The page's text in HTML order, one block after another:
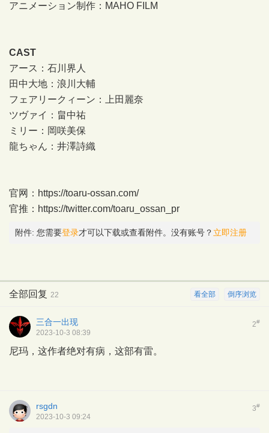
アニメーション制作：MAHO FILM
CAST
アース：石川界人
田中大地：浪川大輔
フェアリークィーン：上田麗奈
ツヴァイ：畠中祐
ミリー：岡咲美保
龍ちゃん：井澤詩織
官网： https://toaru-ossan.com/
官推： https://twitter.com/toaru_ossan_pr
附件: 您需要登录才可以下载或查看附件。没有账号？ 立即注册
倒序浏览
看全部
全部回复 22
2#
三合一出现
2023-10-3 08:39
尼玛，这作者绝对有病，这部有雷。
3#
rsgdn
2023-10-3 09:24